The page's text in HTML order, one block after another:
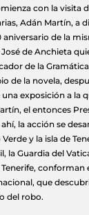
con la visita
Adán Martín, a
de la
de Anchieta
de la
de la novela,
exposición a la
el entonces
la acción se
y la isla de
la Guardia del
conforman
que
del robo.